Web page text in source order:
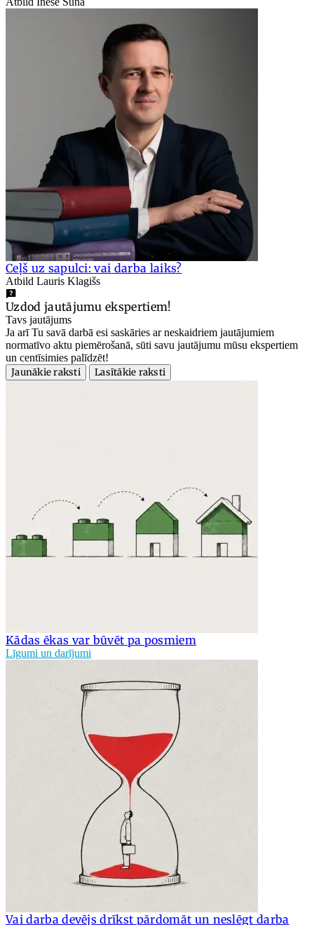
Ceļš uz sapulci: vai darba laiks?
Atbild Lauris Klagišs
Uzdod jautājumu ekspertiem!
Tavs jautājums
Ja arī Tu savā darbā esi saskāries ar neskaidriem jautājumiem
normatīvo aktu piemērošanā, sūti savu jautājumu mūsu ekspertiem
un centīsimies palīdzēt!
Jaunākie raksti
Lasītākie raksti
Kādas ēkas var būvēt pa posmiem
Līgumi un darījumi
Vai darba devējs drīkst pārdomāt un neslēgt darba